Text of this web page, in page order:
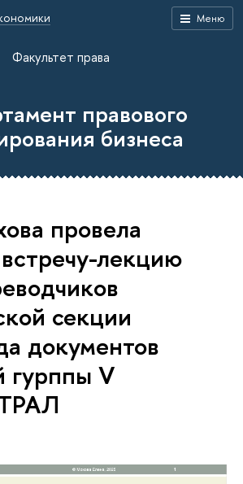
Меню
Факультет права
правового
бизнеса
провела
лекцию
секции
документов
гурппы V